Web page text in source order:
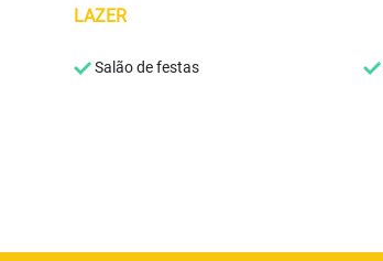
LAZER
Salão de festas